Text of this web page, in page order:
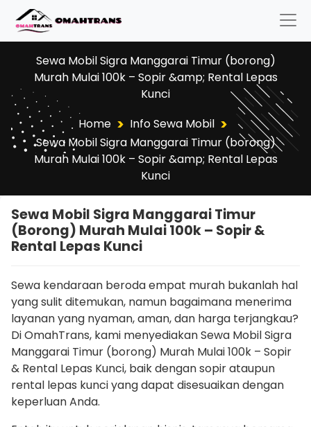
Sewa Mobil Sigra Manggarai Timur (borong)
Murah Mulai 100k – Sopir &amp; Rental Lepas
Kunci
Home > Info Sewa Mobil >
Sewa Mobil Sigra Manggarai Timur (borong)
Murah Mulai 100k – Sopir &amp; Rental Lepas
Kunci
Sewa Mobil Sigra Manggarai Timur
(borong) Murah Mulai 100k – Sopir &
Rental Lepas Kunci
Sewa kendaraan beroda empat murah bukanlah hal
yang sulit ditemukan, namun bagaimana menerima
layanan yang nyaman, aman, dan harga terjangkau?
Di OmahTrans, kami menyediakan Sewa Mobil Sigra
Manggarai Timur (borong) Murah Mulai 100k – Sopir
& Rental Lepas Kunci, baik dengan sopir ataupun
rental lepas kunci yang dapat disesuaikan dengan
keperluan Anda.